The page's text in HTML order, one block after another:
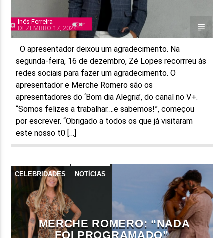
Inês Ferreira
DEZEMBRO 17, 2024
O apresentador deixou um agradecimento. Na
segunda-feira, 16 de dezembro, Zé Lopes recorrreu às
redes sociais para fazer um agradecimento. O
apresentador e Merche Romero são os
apresentadores do ‘Bom dia Alegria’, do canal no V+.
“Somos felizes a trabalhar….e sabemos!”, começou
por escrever. “Obrigado a todos os que já visitaram
este nosso t0 […]
CELEBRIDADES NOTÍCIAS
MERCHE ROMERO: “NADA
FOI PROGRAMADO”